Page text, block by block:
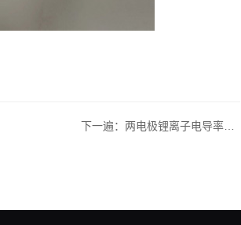
下一遍：两电极锂离子电导率测试池